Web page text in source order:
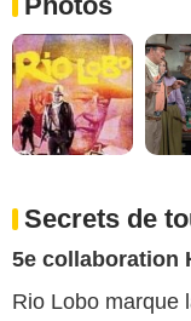
Secrets de
5e collaboration
Rio Lobo marque